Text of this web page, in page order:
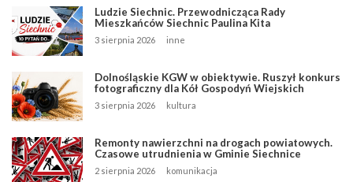
Ludzie Siechnic. Przewodnicząca Rady
Mieszkańców Siechnic Paulina Kita
3 sierpnia 2026 inne
Dolnośląskie KGW w obiektywie. Ruszył konkurs
fotograficzny dla Kół Gospodyń Wiejskich
3 sierpnia 2026 kultura
Remonty nawierzchni na drogach powiatowych.
Czasowe utrudnienia w Gminie Siechnice
2 sierpnia 2026 komunikacja